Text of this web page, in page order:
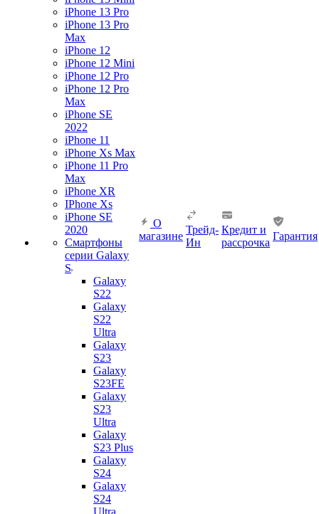
iPhone 13 Pro
iPhone 13 Pro
Max
iPhone 12
iPhone 12 Mini
iPhone 12 Pro
iPhone 12 Pro
Max
iPhone SE
2022
iPhone 11
iPhone Xs Max
iPhone 11 Pro
Max
iPhone XR
IPhone Xs
iPhone SE
2020
Смартфоны
серии Galaxy
S
Galaxy
S22
Galaxy
S22
Ultra
Galaxy
S23
Galaxy
S23FE
Galaxy
S23
Ultra
Galaxy
S23 Plus
Galaxy
S24
Galaxy
S24
Ultra
О
магазине
Трейд-
Ин
Кредит и
рассрочка
Гарантия